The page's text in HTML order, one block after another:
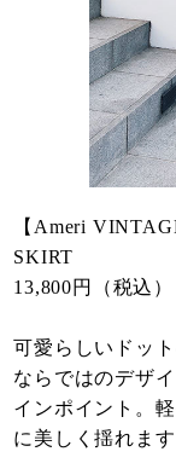
【Ameri
SKIRT
13,800円（税込）
可愛らしいドッ
ならではのデザ
インポイント。
に美しく揺れます